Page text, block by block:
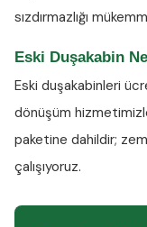
sızdırmazlığı
Eski Duşakabin
Eski duşakabinleri
dönüşüm
paketine dahildir;
çalışıyoruz.